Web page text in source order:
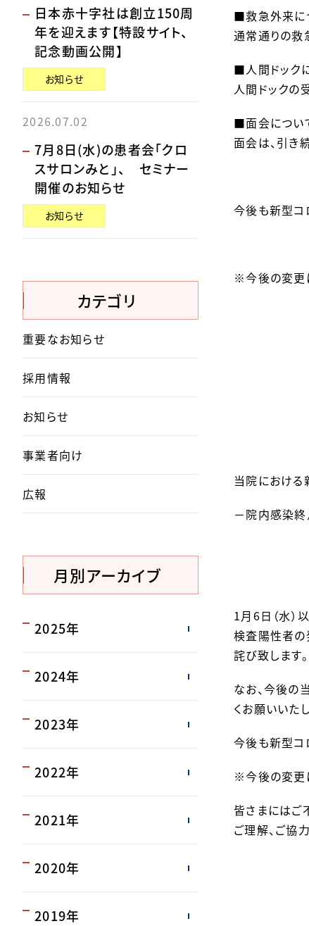
■救急外来に
通常通りの救
■人間ドック
人間ドックの
■面会につい
面会は、引き
今後も新型コ
※今後の変更
当院におけ
－院内感染
1月6日（水）
検査陽性者の
詫び致します。
なお、今後の
くお願いいた
今後も新型コ
※今後の変更
皆さまにはご
ご理解、ご協
日本赤十字社は創立150周
年を迎えます【特設サイト、
記念動画公開】
お知らせ
2026.07.02
7月8日(水)の患者会「クロ
スサロンみと」、 セミナー
開催のお知らせ
お知らせ
カテゴリ
重要なお知らせ
採用情報
お知らせ
事業者向け
広報
月別アーカイブ
2025年
2024年
2023年
2022年
2021年
2020年
2019年